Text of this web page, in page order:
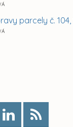
parcely č.